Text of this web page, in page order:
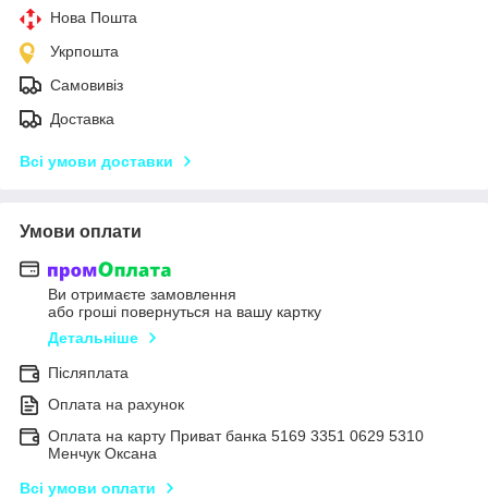
Нова Пошта
Укрпошта
Самовивіз
Доставка
Всі умови доставки
Умови оплати
Ви отримаєте замовлення
або гроші повернуться на вашу картку
Детальніше
Післяплата
Оплата на рахунок
Оплата на карту Приват банка 5169 3351 0629 5310
Менчук Оксана
Всі умови оплати